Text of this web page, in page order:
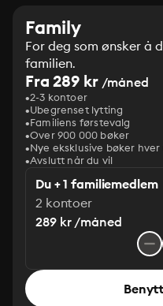
Family
For deg som ønsker å
familien.
Fra 289 kr/måned
2-3 kontoer
Ubegrenset lytting
Familiens førstevalg
Over 900 000 bøker
Nye eksklusive bøker hver
Avslutt når du vil
Du + 1 familiemedlem
2 kontoer
289 kr /måned